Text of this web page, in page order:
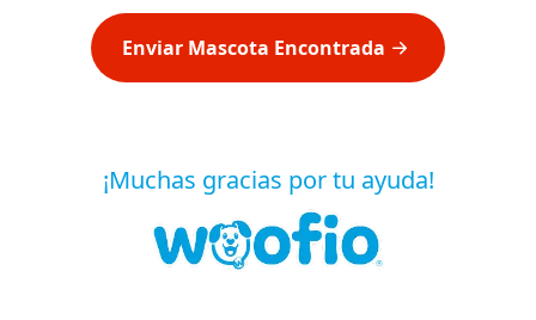
Enviar Mascota Encontrada
¡Muchas gracias por tu ayuda!